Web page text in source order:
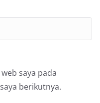
saya pada
berikutnya.